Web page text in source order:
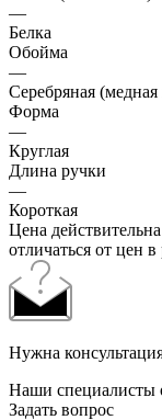
—
Белка
Обойма
—
Cеребряная
Форма
—
Круглая
Длина ручки
—
Короткая
Цена
отличаться от цен
Нужна
Наши специалисты
Задать вопрос